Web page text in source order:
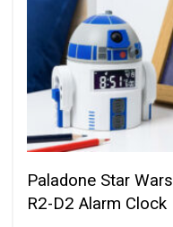
Paladone Star Wars
R2-D2 Alarm Clock